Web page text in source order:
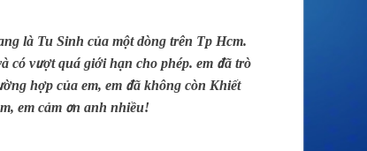
là Tu Sinh của một dòng trên Tp Hcm.
có vượt quá giới hạn cho phép. em đã trò
hợp của em, em đã không còn Khiết
em cảm ơn anh nhiều!